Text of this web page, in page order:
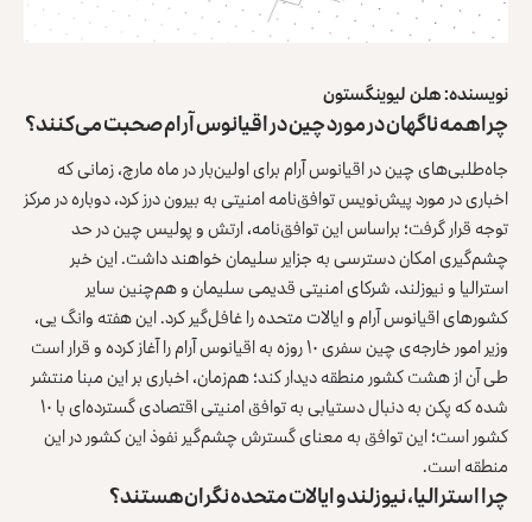
نویسنده:هلن لیوینگستون
چرا همه ناگهان در مورد چین در اقیانوس آرام صحبت میکنند؟
جاه‌طلبی‌های چین در اقیانوس آرام برای اولین‌بار در ماه مارچ، زمانی که
اخباری در مورد پیش‌نویس توافق‌نامه امنیتی به بیرون درز کرد، دوباره در مرکز
توجه قرار گرفت؛ براساس این توافق‌نامه، ارتش و پولیس چین در حد
چشم‌گیری امکان دسترسی به جزایر سلیمان خواهند داشت. این خبر
استرالیا و نیوزلند، شرکای امنیتی قدیمی سلیمان و هم‌چنین سایر
کشورهای اقیانوس آرام و ایالات متحده را غافل‌گیر کرد. این هفته وانگ یی،
وزیر امور خارجه‌ی چین سفری ۱۰ روزه به اقیانوس آرام را آغاز کرده و قرار است
طی آن از هشت کشور منطقه دیدار کند؛ هم‌زمان، اخباری بر این مبنا منتشر
شده که پکن به دنبال دستیابی به توافق امنیتی اقتصادی گسترده‌ای با ۱۰
کشور است؛ این توافق به معنای گسترش چشم‌گیر نفوذ این کشور در این
منطقه است.
چرا استرالیا، نیوزلند و ایالات متحده نگران هستند؟